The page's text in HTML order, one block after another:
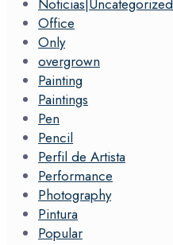
Office
Only
overgrown
Painting
Paintings
Pen
Pencil
Perfil de Artista
Performance
Photography
Pintura
Popular